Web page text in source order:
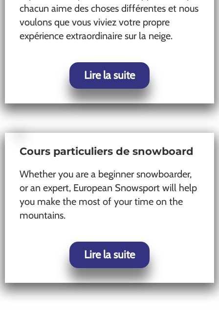
chacun aime des choses différentes et nous
voulons que vous viviez votre propre
expérience extraordinaire sur la neige.
Lire la suite
Cours particuliers de snowboard
Whether you are a beginner snowboarder,
or an expert, European Snowsport will help
you make the most of your time on the
mountains.
Lire la suite